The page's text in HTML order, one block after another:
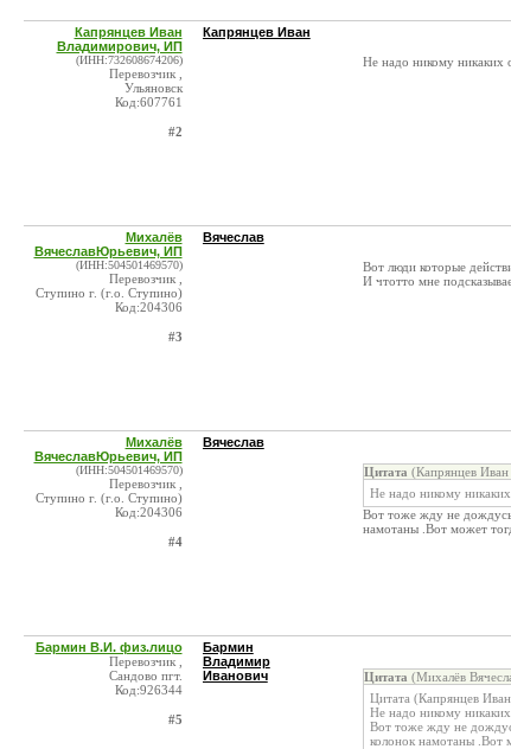
Капрянцев Иван
Владимирович, ИП
(ИНН:732608674206)
Перевозчик ,
Ульяновск
Код:607761
#2
Капрянцев Иван
Не надо никому никаких
Михалёв
ВячеславЮрьевич, ИП
(ИНН:504501469570)
Перевозчик ,
Ступино г. (г.о. Ступино)
Код:204306
#3
Вячеслав
Вот люди которые
И чтотто мне
Михалёв
ВячеславЮрьевич, ИП
(ИНН:504501469570)
Перевозчик ,
Ступино г. (г.о. Ступино)
Код:204306
#4
Вячеслав
Цитата (Капрянцев
Не надо никому никаких
Вот тоже жду не дождусь
намотаны .Вот может
Бармин В.И. физ.лицо
Перевозчик ,
Сандово пгт.
Код:926344
#5
Бармин
Владимир
Иванович
Цитата (Михалёв
Цитата (Капрянцев
Не надо никому никаких
Вот тоже жду не
колонок намотаны .Вот